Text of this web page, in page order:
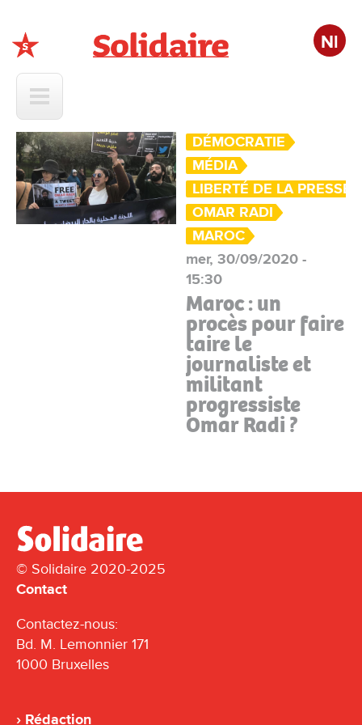
Nl
DÉMOCRATIE
MÉDIA
LIBERTÉ DE LA PRESSE
OMAR RADI
MAROC
mer, 30/09/2020 -
15:30
Maroc : un
procès pour faire
taire le
journaliste et
militant
progressiste
Omar Radi ?
© Solidaire 2020-2025
Contact
Contactez-nous:
Bd. M. Lemonnier 171
1000 Bruxelles
Rédaction